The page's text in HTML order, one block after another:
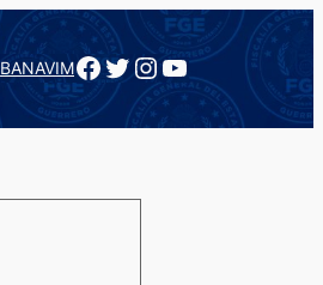
BANAVIMFacebook
Twitter
Instagram
YouTube